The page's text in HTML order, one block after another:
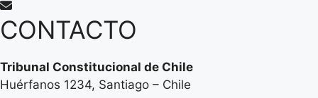
CONTACTO
Tribunal Constitucional de Chile
Huérfanos 1234, Santiago – Chile